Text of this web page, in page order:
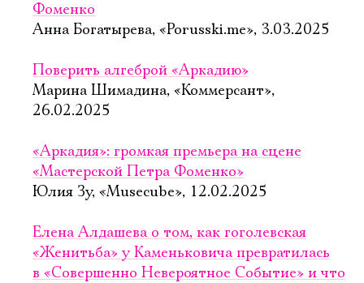
Фоменко
Анна Богатырева, «Porusski.me», 3.03.2025
Поверить алгеброй «Аркадию»
Марина Шимадина, «Коммерсант»,
26.02.2025
«Аркадия»: громкая премьера на сцене
«Мастерской Петра Фоменко»
Юлия Зу, «Musecube», 12.02.2025
Елена Алдашева о том, как гоголевская
«Женитьба» у Каменьковича превратилась
в «Совершенно Невероятное Событие» и что